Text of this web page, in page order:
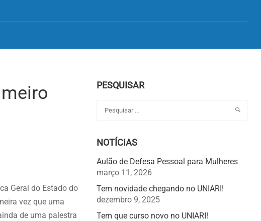
Geral do Estado do
vez que uma
de uma palestra
PESQUISAR
NOTÍCIAS
Aulão de Defesa Pessoal para Mulheres
março 11, 2026
Tem novidade chegando no UNIARI!
dezembro 9, 2025
Tem que curso novo no UNIARI!